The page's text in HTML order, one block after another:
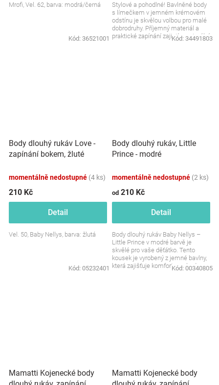
Mrofi, Vel. 62, barva: modrá/černá
Kód: 36521001
Stylové a pohodlné! Bavlněné body
s límečkem v jemném krémovém
odstínu je skvělou volbou pro malé
dobrodruhy. Příjemný materiál a
praktické zapínání zajistí maximální
Kód: 34491803
Body dlouhý rukáv Love -
zapínání bokem, žluté
momentálně nedostupné (4 ks)
210 Kč
Detail
Vel. 50, Baby Nellys, barva: žlutá
Kód: 05232401
Body dlouhý rukáv, Little
Prince - modré
momentálně nedostupné (2 ks)
od 210 Kč
Detail
Body dlouhý rukáv Baby Nellys –
Little Prince v modré barvě je
skvělé pro vaše děťátko. Tento
kousek je vyrobený z jemné bavlny,
která zajišťuje komfort a pohodu po
Kód: 00340805
Mamatti Kojenecké body
Mamatti Kojenecké body